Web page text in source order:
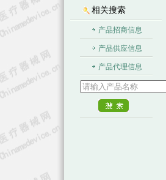
相关搜索
产品招商信息
产品供应信息
产品代理信息